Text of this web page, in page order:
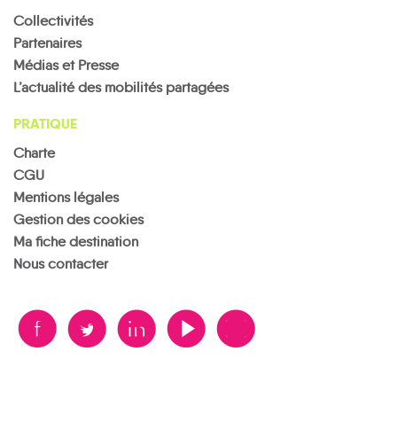
Collectivités
Partenaires
Médias et Presse
L’actualité des mobilités partagées
PRATIQUE
Charte
CGU
Mentions légales
Gestion des cookies
Ma fiche destination
Nous contacter
B A D F V